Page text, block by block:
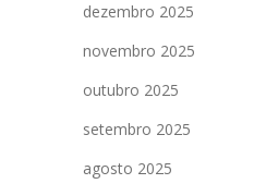
dezembro 2025
novembro 2025
outubro 2025
setembro 2025
agosto 2025